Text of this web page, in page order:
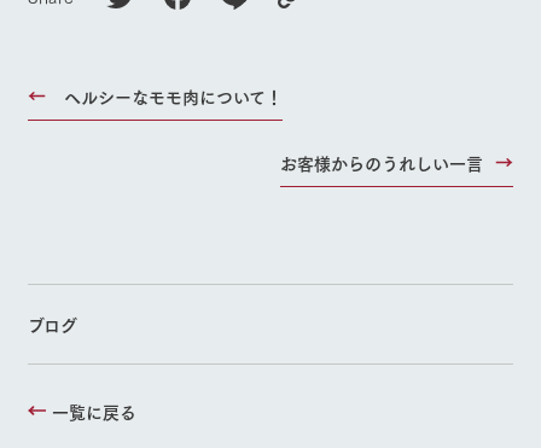
ヘルシーなモモ肉について！
お客様からのうれしい一言
ブログ
一覧に戻る